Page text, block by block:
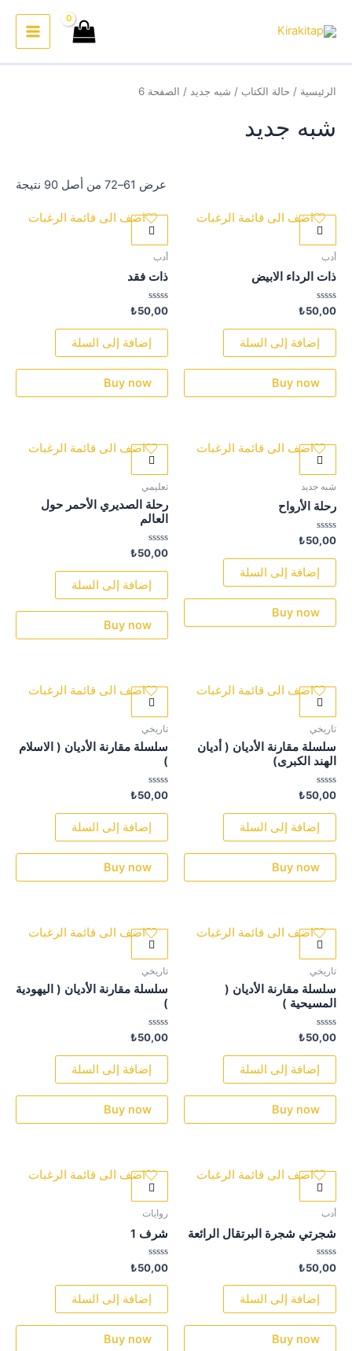
إلى
Main
الرئيسية / حالة الكتاب / شبه جديد / الصفحة 6
شبه جديد
عرض 61–72 من أصل 90 نتيجة
اضف الى قائمة الرغبات
أدب
ذات الرداء الابيض
تم
التقييم
0
₺50,00
إضافة إلى السلة
Buy now
اضف الى قائمة الرغبات
أدب
ذات فقد
تم
التقييم
0
₺50,00
إضافة إلى السلة
Buy now
اضف الى قائمة الرغبات
شبه جديد
رحلة الأرواح
تم
التقييم
0
₺50,00
إضافة إلى السلة
Buy now
اضف الى قائمة الرغبات
تعليمي
رحلة الصديري الأحمر حول
العالم
تم
التقييم
0
₺50,00
إضافة إلى السلة
Buy now
اضف الى قائمة الرغبات
تاريخي
سلسلة مقارنة الأديان ( أديان
الهند الكبرى)
تم
التقييم
0
₺50,00
إضافة إلى السلة
Buy now
اضف الى قائمة الرغبات
تاريخي
سلسلة مقارنة الأديان ( الاسلام
)
تم
التقييم
0
₺50,00
إضافة إلى السلة
Buy now
اضف الى قائمة الرغبات
تاريخي
سلسلة مقارنة الأديان (
المسيحية )
تم
التقييم
0
₺50,00
إضافة إلى السلة
Buy now
اضف الى قائمة الرغبات
تاريخي
سلسلة مقارنة الأديان ( اليهودية
)
تم
التقييم
0
₺50,00
إضافة إلى السلة
Buy now
اضف الى قائمة الرغبات
أدب
شجرتي شجرة البرتقال الرائعة
تم
التقييم
0
₺50,00
إضافة إلى السلة
Buy now
اضف الى قائمة الرغبات
روايات
شرف 1
تم
التقييم
0
₺50,00
إضافة إلى السلة
Buy now